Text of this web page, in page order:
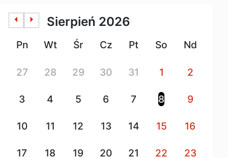
arrow_left arrow_right sierpień 2026
Pn Wt Śr Cz Pt So Nd
27 28 29 30 31 1 2
3 4 5 6 7 8 9
10 11 12 13 14 15 16
17 18 19 20 21 22 23